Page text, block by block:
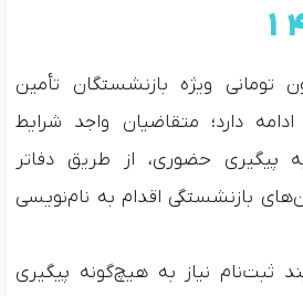
وام ۵۰ میلیون تومانی ویژه بازنشستگان تأمین
تا ۲۵ خرداد ادامه دارد؛ متقاضیان واجد شرایط
پیگیری حضوری، از طریق دفاتر
بازنشستگی اقدام به نام‌نویسی
ثبت‌نام نیاز به هیچ‌گونه پیگیری